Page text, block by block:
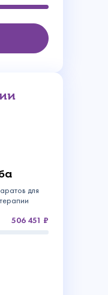
для
506 451